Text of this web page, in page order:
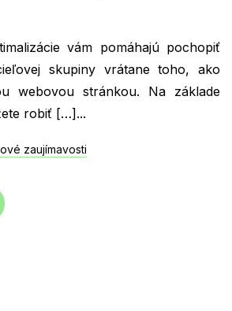
vám pomáhajú pochopiť
skupiny vrátane toho, ako
webovou stránkou. Na základe
robiť […]...
zaujímavosti